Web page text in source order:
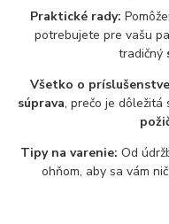
Praktické rady:
potrebujete pre vašu
tradičný
Všetko o
súprava, prečo je dôležitá
Tipy na varenie: Od
ohňom, aby sa vám